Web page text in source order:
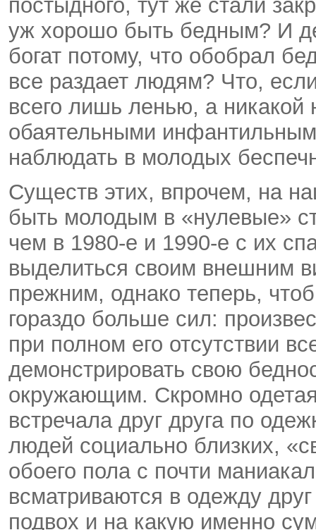
постыдного, тут же стали
уж хорошо быть бедным? И
богат потому, что обобрал
все раздает людям? Что,
всего лишь ленью, а никакой
обаятельными
наблюдать в молодых
Существ этих, впрочем, на
быть молодым в «нулевые»
чем в 1980-е и 1990-е с их
выделиться своим внешним
прежним, однако теперь,
гораздо больше сил:
при полном его отсутствии
демонстрировать свою
окружающим. Скромно
встречала друг друга по
людей социально близких,
обоего пола с почти
всматриваются в одежду
подвох и на какую именно